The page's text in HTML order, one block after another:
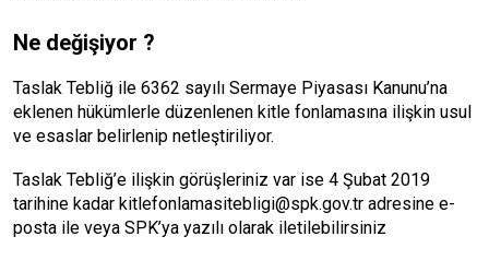
Ne değişiyor ?
Taslak Tebliğ ile 6362 sayılı Sermaye Piyasası Kanunu’na
eklenen hükümlerle düzenlenen kitle fonlamasına ilişkin usul
ve esaslar belirlenip netleştiriliyor.
Taslak Tebliğ’e ilişkin görüşleriniz var ise 4 Şubat 2019
tarihine kadar kitlefonlamasitebligi@spk.gov.tr adresine e-
posta ile veya SPK’ya yazılı olarak iletilebilirsiniz